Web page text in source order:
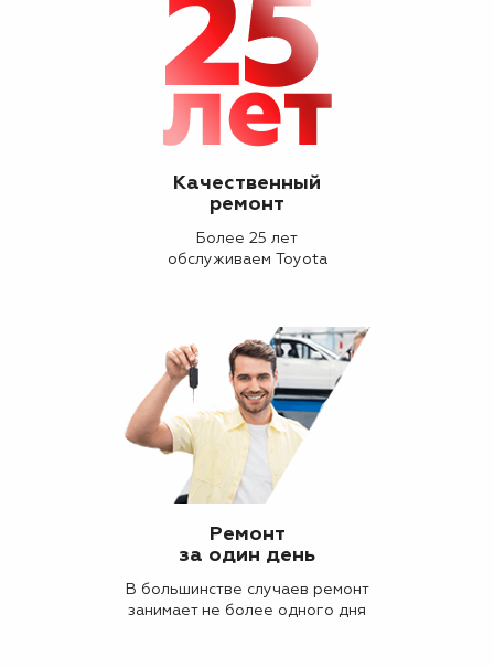
Качественный
ремонт
Более 25 лет
обслуживаем Toyota
Ремонт
за один день
В большинстве случаев ремонт
занимает не более одного дня